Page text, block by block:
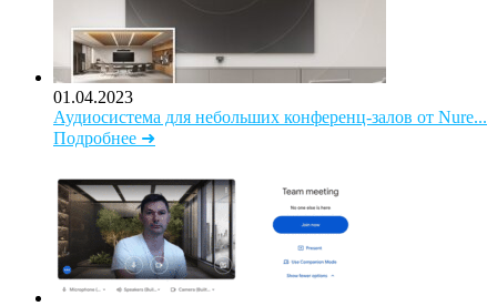
01.04.2023
Аудиосистема для небольших конференц-залов от Nure...
Подробнее ➜